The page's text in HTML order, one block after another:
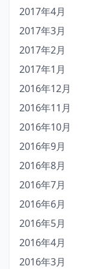
2017年4月
2017年3月
2017年2月
2017年1月
2016年12月
2016年11月
2016年10月
2016年9月
2016年8月
2016年7月
2016年6月
2016年5月
2016年4月
2016年3月